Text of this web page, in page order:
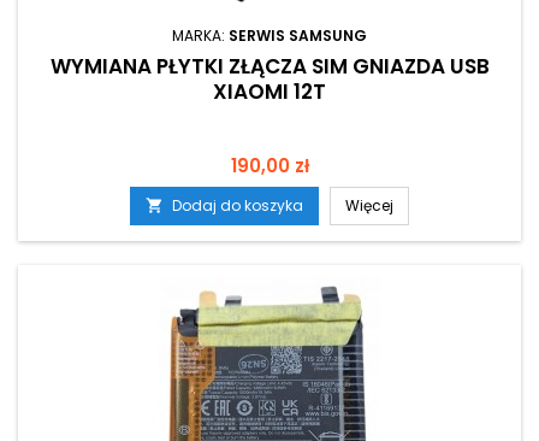
MARKA: SERWIS SAMSUNG
WYMIANA PŁYTKI ZŁĄCZA SIM GNIAZDA USB
XIAOMI 12T
Cena
190,00 zł
 Dodaj do koszyka Więcej